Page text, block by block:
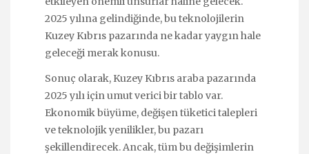
2025 yılına gelindiğinde, bu teknolojilerin
Kuzey Kıbrıs pazarında ne kadar yaygın hale
geleceği merak konusu.
Sonuç olarak, Kuzey Kıbrıs araba pazarında
2025 yılı için umut verici bir tablo var.
Ekonomik büyüme, değişen tüketici talepleri
ve teknolojik yenilikler, bu pazarı
şekillendirecek. Ancak, tüm bu değişimlerin